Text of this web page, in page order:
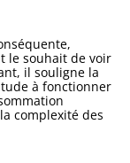
le souhait de voir
il souligne la
à fonctionner
complexité des